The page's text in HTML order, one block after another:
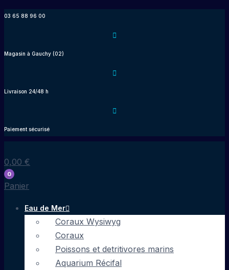
03 65 88 96 00
Magasin à Gauchy (02)
Livraison 24/48 h
Paiement sécurisé
0,00 €
0
Panier
Eau de Mer
Coraux Wysiwyg
Coraux
Poissons et detritivores marins
Aquarium Récifal